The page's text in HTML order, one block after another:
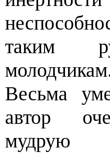
таким
Весьма
автор
мудрую